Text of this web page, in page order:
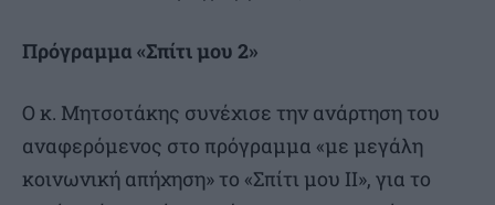
Πρόγραμμα «Σπίτι μου 2»
Ο κ. Μητσοτάκης συνέχισε την ανάρτηση του
αναφερόμενος στο πρόγραμμα «με μεγάλη
κοινωνική απήχηση» το «Σπίτι μου ΙΙ», για το